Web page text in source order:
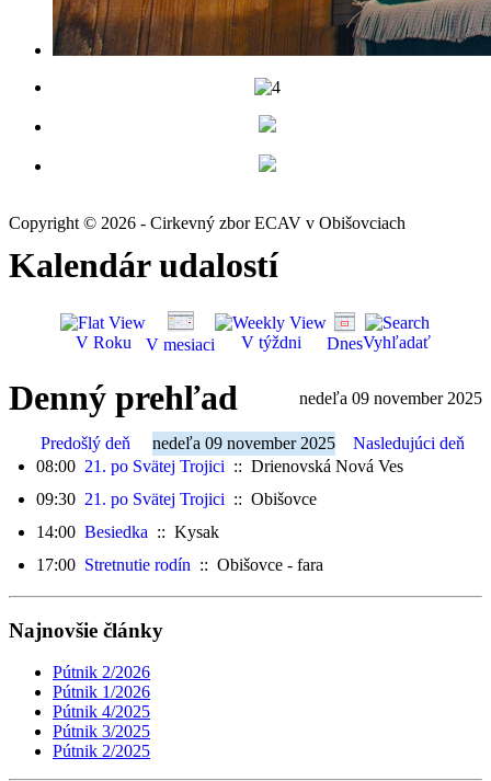
Copyright © 2026 - Cirkevný zbor ECAV v Obišovciach
Kalendár udalostí
V Roku V mesiaci V týždni DnesVyhľadať
Denný prehľad nedeľa 09 november 2025
Predošlý deň nedeľa 09 november 2025
Nasledujúci deň
08:00 21. po Svätej Trojici :: Drienovská Nová Ves
09:30 21. po Svätej Trojici :: Obišovce
14:00 Besiedka :: Kysak
17:00 Stretnutie rodín :: Obišovce - fara
Najnovšie články
Pútnik 2/2026
Pútnik 1/2026
Pútnik 4/2025
Pútnik 3/2025
Pútnik 2/2025